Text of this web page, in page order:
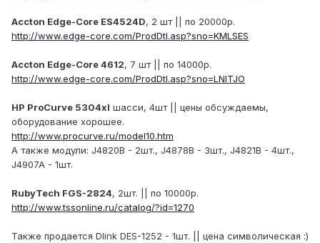
Accton Edge-Core ES4524D, 2 шт || по 20000р.
http://www.edge-core.com/ProdDtl.asp?sno=KMLSES
Accton Edge-Core 4612, 7 шт || по 14000р.
http://www.edge-core.com/ProdDtl.asp?sno=LNITJO
HP ProCurve 5304xl шасси, 4шт || цены обсуждаемы,
оборудование хорошее.
http://www.procurve.ru/model10.htm
А также модули: J4820B - 2шт., J4878B - 3шт., J4821B - 4шт.,
J4907A - 1шт.
RubyTech FGS-2824, 2шт. || по 10000р.
http://www.tssonline.ru/catalog/?id=1270
Также продается Dlink DES-1252 - 1шт. || цена символическая :)